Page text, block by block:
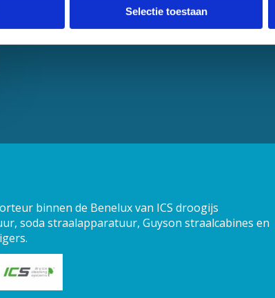
Selectie toestaan
binnen de Benelux van ICS droogijs
soda straalapparatuur, Guyson straalcabines en